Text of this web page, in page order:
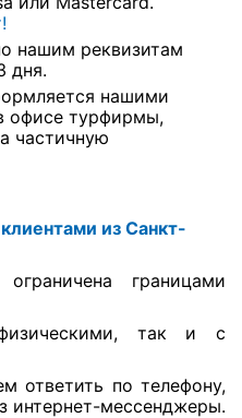
нашим реквизитам
дня.
нашими
офисе турфирмы,
частичную
из Санкт-
границами
так и с
ответить по телефону,
интернет-мессенджеры.